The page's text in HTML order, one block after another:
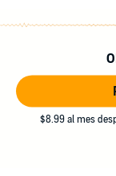
$8.99 al mes